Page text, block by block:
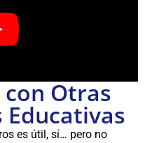
Otras
es útil, sí… pero no